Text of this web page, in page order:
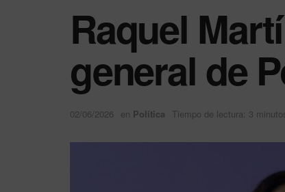
Raquel
general de
02/06/2026 en Política Tiempo de lectura: 3 minutos